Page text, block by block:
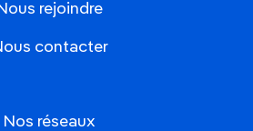
rejoindre
contacter
Nos réseaux